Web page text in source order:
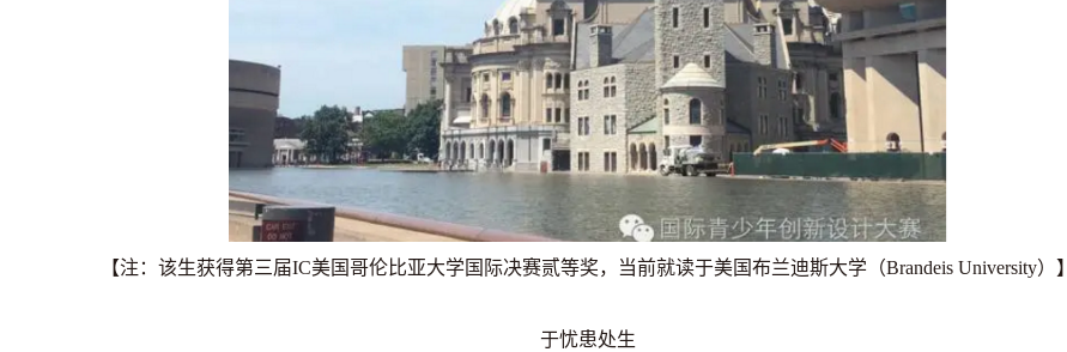
【注：该生获得第三届IC美国哥伦比亚大学国际决赛贰等奖，当前就读于美国布兰迪斯大学（Brandeis University）】
于忧患处生